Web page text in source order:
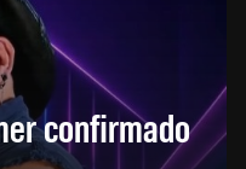
confirmado